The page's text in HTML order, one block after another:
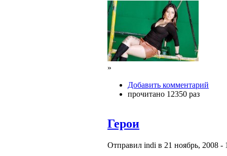
»
Добавить комментарий
прочитано 12350 раз
Герои
Отправил indi в 21 ноябрь, 2008 -